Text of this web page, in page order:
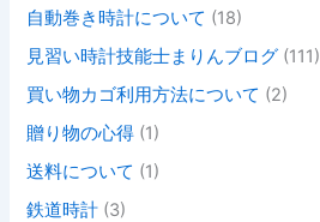
自動巻き時計について (18)
見習い時計技能士まりんブログ (111)
買い物カゴ利用方法について (2)
贈り物の心得 (1)
送料について (1)
鉄道時計 (3)